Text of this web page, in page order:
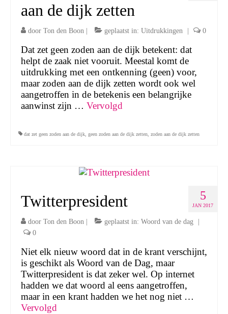
aan de dijk zetten
door Ton den Boon | geplaatst in: Uitdrukkingen | 0
Dat zet geen zoden aan de dijk betekent: dat
helpt de zaak niet vooruit. Meestal komt de
uitdrukking met een ontkenning (geen) voor,
maar zoden aan de dijk zetten wordt ook wel
aangetroffen in de betekenis een belangrijke
aanwinst zijn … Vervolgd
dat zet geen zoden aan de dijk geen zoden aan de dijk zetten zoden aan de dijk zetten
5
JAN 2017
Twitterpresident
door Ton den Boon geplaatst in: Woord van de dag
0
Niet elk nieuw woord dat in de krant verschijnt,
is geschikt als Woord van de Dag, maar
Twitterpresident is dat zeker wel. Op internet
hadden we dat woord al eens aangetroffen,
maar in een krant hadden we het nog niet …
Vervolgd